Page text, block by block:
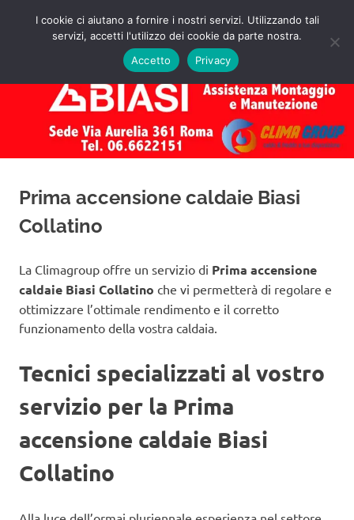
Assistenza
Caldaie
Biasi
Roma
Preventivo!
MENU
Prima accensione caldaie Biasi
Collatino
La Climagroup offre un servizio di Prima accensione
caldaie Biasi Collatino che vi permetterà di regolare e
ottimizzare l’ottimale rendimento e il corretto
funzionamento della vostra caldaia.
Tecnici specializzati al vostro
servizio per la Prima
accensione caldaie Biasi
Collatino
I cookie ci aiutano a fornire i nostri servizi. Utilizzando tali
servizi, accetti l'utilizzo dei cookie da parte nostra.
Accetto
Privacy